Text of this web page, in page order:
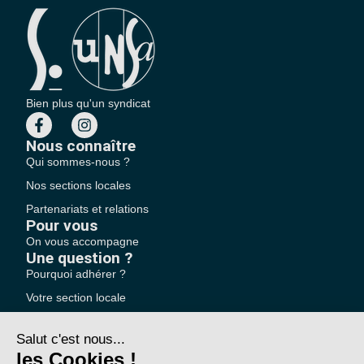
Bien plus qu'un syndicat
Nous connaître
Qui sommes-nous ?
Nos sections locales
Partenariats et relations
Pour vous
On vous accompagne
Une question ?
Pourquoi adhérer ?
Votre section locale
Nous contacter